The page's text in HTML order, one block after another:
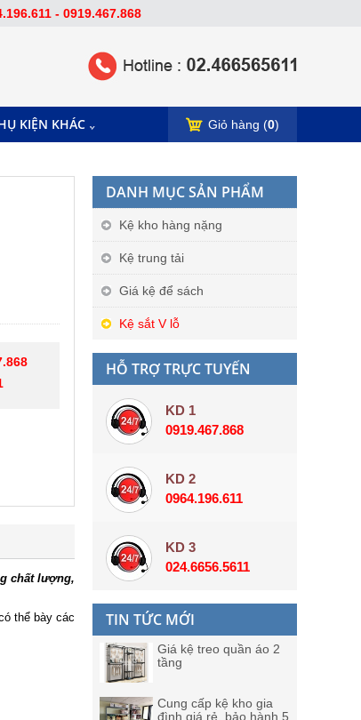
Giỏ hàng (0)
KIỆN KHÁC
chất lượng,
thể bày các
DANH MỤC SẢN PHẨM
Kệ kho hàng nặng
Kệ trung tải
Giá kệ để sách
Kệ sắt V lỗ
HỖ TRỢ TRỰC TUYẾN
KD 1
0919.467.868
KD 2
0964.196.611
KD 3
024.6656.5611
TIN TỨC MỚI
Giá kệ treo quần áo 2
tầng
Cung cấp kệ kho gia
đình giá rẻ, bảo hành 5
- 0919.467.868